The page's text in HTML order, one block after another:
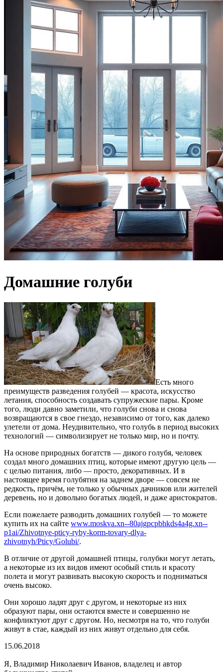
Домашние голуби
Есть много
преимуществ разведения голубей — красота, искусство
летания, способность создавать супружеские пары. Кроме
того, люди давно заметили, что голуби снова и снова
возвращаются в свое гнездо, независимо от того, как далеко
улетели от дома. Неудивительно, что голубь в период высоких
технологий — символизирует не только мир, но и почту.
На основе природных богатств — дикого голубя, человек
создал много домашних птиц, которые имеют другую цель —
с целью питания, либо — просто, декоративных. И в
настоящее время голубятня на заднем дворе — совсем не
редкость, причём, не только у обычных дачников или жителей
деревень, но и довольно богатых людей, и даже аристократов.
Если пожелаете разводить домашних голубей — то можете
купить их на сайте www.moskva.xn--80ajgpcpbhkds4a4g.xn--
p1ai/Zhivotnye-pticy-ryby-korm-tovary-dlya-
zhivotnyh/Pticy/Golubi/.
В отличие от другой домашней птицы, голубки могут летать,
а некоторые из их видов имеют особый стиль и красоту
полета и могут развивать высокую скорость и подниматься
очень высоко.
Они хорошо ладят друг с другом, и некоторые из них
образуют пары, они остаются вместе и совершенно не
конфликтуют друг с другом. Но, несмотря на то, что голуби
живут в стае, каждый из них живут отдельно для себя.
15.06.2018
Я, Владимир Николаевич Иванов, владелец и автор